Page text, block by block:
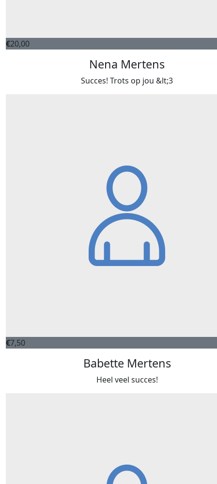
€20,00
Nena Mertens
Succes! Trots op jou &lt;3
€7,50
Babette Mertens
Heel veel succes!